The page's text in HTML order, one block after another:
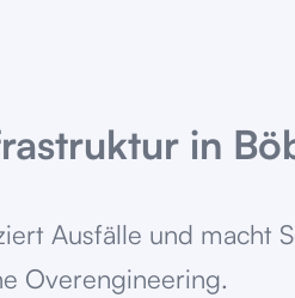
in
Ausfälle und macht
Overengineering.